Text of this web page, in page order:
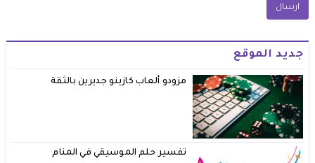
جديد الموقع
مزودو ألعاب كازينو جديرين بالثقة
تفسير حلم الموسيقي في المنام